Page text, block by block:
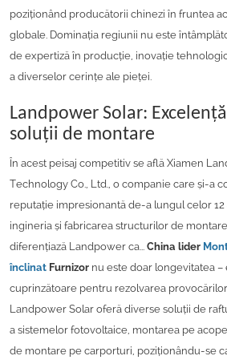
poziționând producătorii chinezi în fruntea
globale. Dominația regiunii nu este
de expertiză în producție, inovație
a diverselor cerințe ale pieței.
Landpower Solar:
soluții de montare
În acest peisaj competitiv se află Xiamen
Technology Co., Ltd., o companie care și-a
reputație impresionantă de-a lungul celor
ingineria și fabricarea structurilor de
diferențiază Landpower ca... China lider
înclinat Furnizor nu este doar longevitatea
cuprinzătoare pentru rezolvarea
Landpower Solar oferă diverse soluții de
a sistemelor fotovoltaice, montarea pe
de montare pe carporturi, poziționându-se